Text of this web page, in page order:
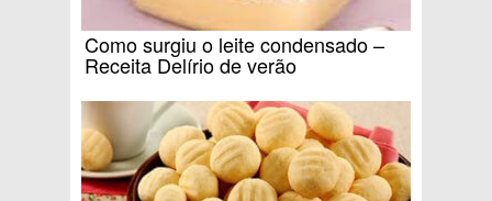
Como surgiu o leite condensado –
Receita Delírio de verão